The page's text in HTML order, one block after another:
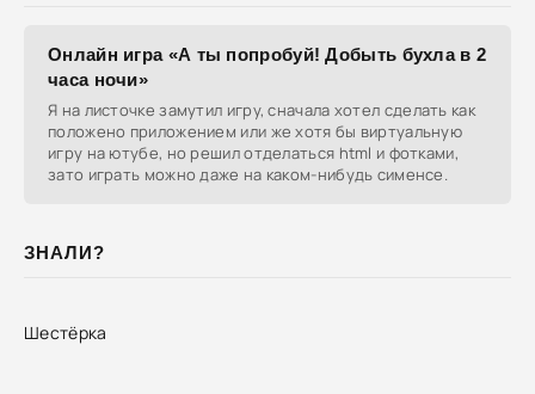
Онлайн игра «А ты попробуй! Добыть бухла в 2
часа ночи»
Я на листочке замутил игру, сначала хотел сделать как
положено приложением или же хотя бы виртуальную
игру на ютубе, но решил отделаться html и фотками,
зато играть можно даже на каком-нибудь сименсе.
ЗНАЛИ?
Шестёрка